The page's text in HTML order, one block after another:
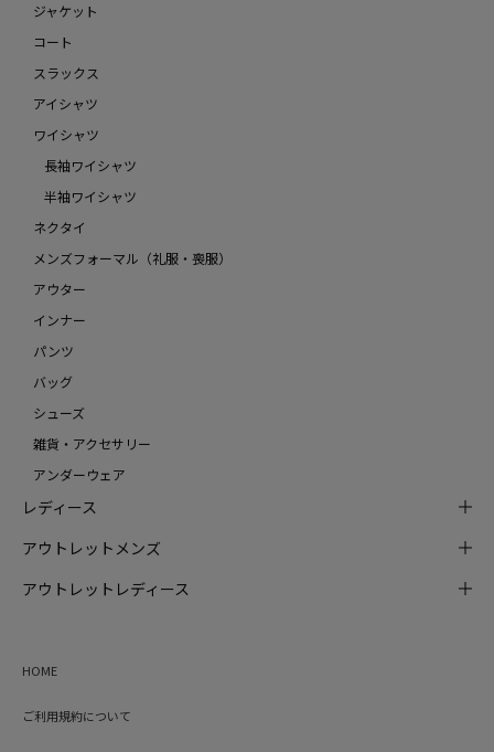
ジャケット
コート
スラックス
アイシャツ
ワイシャツ
長袖ワイシャツ
半袖ワイシャツ
ネクタイ
メンズフォーマル（礼服・喪服）
アウター
インナー
パンツ
バッグ
シューズ
雑貨・アクセサリー
アンダーウェア
レディース
アウトレットメンズ
アウトレットレディース
HOME
ご利用規約について